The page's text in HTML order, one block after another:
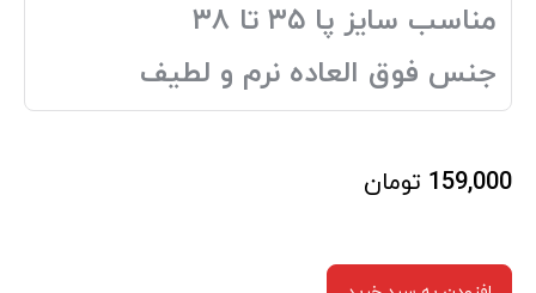
مناسب سایز پا ۳۵ تا ۳۸
جنس فوق العاده نرم و لطیف
159,000 تومان